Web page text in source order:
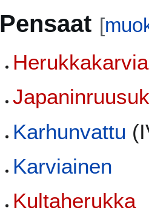
Pensaat [
Karhunvattu
Karviainen
Kultaherukka